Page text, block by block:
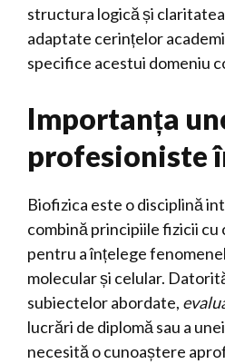
structura logică și
adaptate cerințelor
specifice acestui domeniu
Importanța
profesioniste
Biofizica este o disciplină
combină principiile fizicii cu
pentru a înțelege
molecular și celular.
subiectelor abordate,
lucrări de diplomă sau a
necesită o cunoaștere